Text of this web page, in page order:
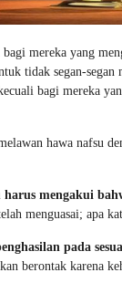
mereka yang
tidak segan-
bagi mereka
hawa nafsu
mengakui
menguasai; apa
pada
berontak karena